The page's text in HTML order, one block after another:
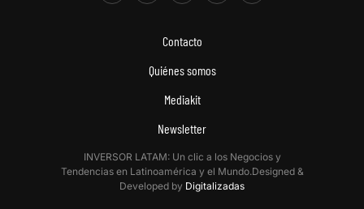
Contacto
Quiénes somos
Mediakit
Newsletter
INVERSOR LATAM: Un clic a los Negocios y
Tendencias en Latinoamérica y el Mundo.Designed &
Developed by Digitalizadas